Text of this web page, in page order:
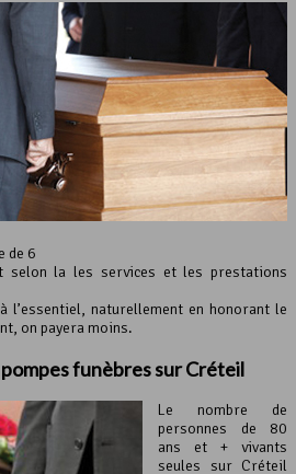
de 6
selon la les services et les prestations
l’essentiel, naturellement en honorant le
on payera moins.
funèbres sur Créteil
Le nombre de
personnes de 80
ans et + vivants
seules sur Créteil